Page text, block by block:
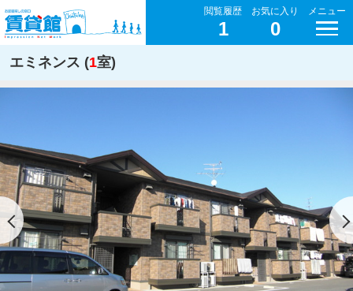
閲覧履歴
1
お気に入り
0
メニュー
エミネンス (1室)